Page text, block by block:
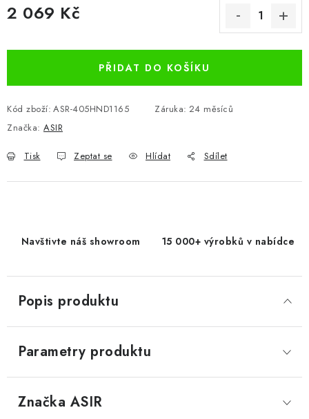
2 069 Kč
PŘIDAT DO KOŠÍKU
Kód zboží: ASR-405HND1165 Záruka: 24 měsíců
Značka: ASIR
Tisk Zeptat se Hlídat Sdílet
Navštivte náš showroom 15 000+ výrobků v nabídce
Popis produktu
Parametry produktu
Značka ASIR